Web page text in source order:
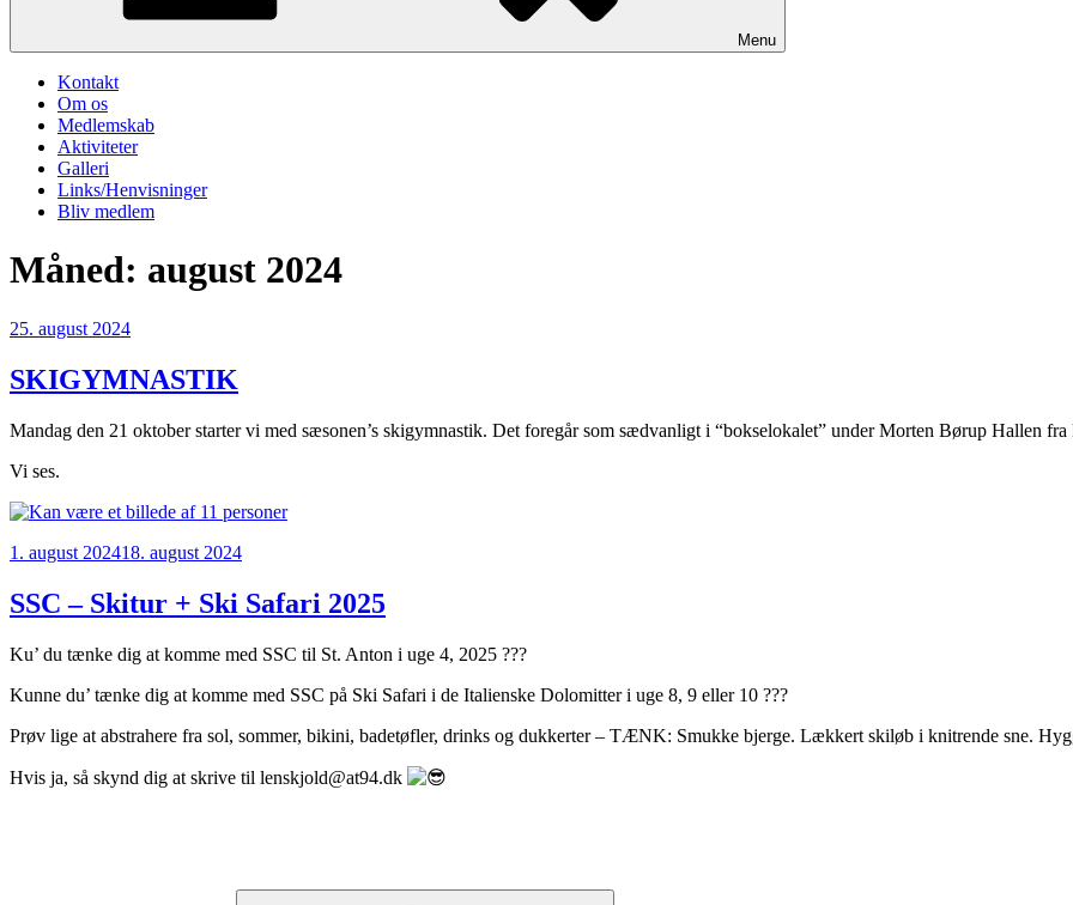
Menu
Kontakt
Om os
Medlemskab
Aktiviteter
Galleri
Links/Henvisninger
Bliv medlem
Måned: august 2024
Udgivet
25. august 2024
SKIGYMNASTIK
Mandag den 21 oktober starter vi med sæsonen’s skigymnastik. Det foregår som sædvanligt i “bokselokalet” under Morten Børup Hallen
Vi ses.
Udgivet
1. august 202418. august 2024
SSC – Skitur + Ski Safari 2025
Ku’ du tænke dig at komme med SSC til St. Anton i uge 4, 2025 ???
Kunne du’ tænke dig at komme med SSC på Ski Safari i de Italienske Dolomitter i uge 8, 9 eller 10 ???
Prøv lige at abstrahere fra sol, sommer, bikini, badetøfler, drinks og dukkerter – TÆNK: Smukke bjerge. Lækkert skiløb i knitrende sne.
Hvis ja, så skynd dig at skrive til lenskjold@at94.dk